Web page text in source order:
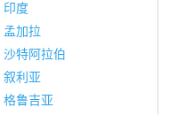
印度
孟加拉
沙特阿拉伯
叙利亚
格鲁吉亚